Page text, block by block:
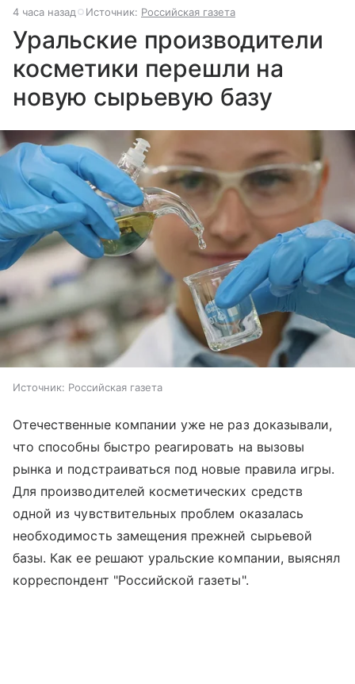
4 часа назад Источник: Российская газета
Уральские производители
косметики перешли на
новую сырьевую базу
Источник: Российская газета
Отечественные компании уже не раз доказывали,
что способны быстро реагировать на вызовы
рынка и подстраиваться под новые правила игры.
Для производителей косметических средств
одной из чувствительных проблем оказалась
необходимость замещения прежней сырьевой
базы. Как ее решают уральские компании, выяснял
корреспондент "Российской газеты".